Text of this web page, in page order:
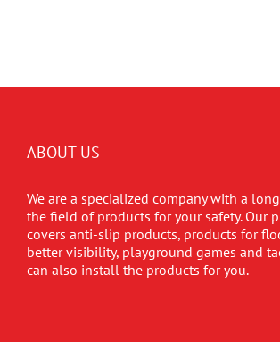
ABOUT US
We are a specialized company with a
the field of products for your safety. Our
covers anti-slip products, products for
better visibility, playground games and
can also install the products for you.